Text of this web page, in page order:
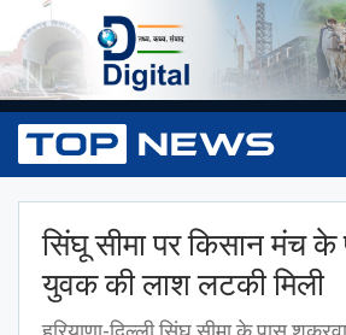
सिंघू सीमा पर किसान मंच
युवक की लाश लटकी मिली